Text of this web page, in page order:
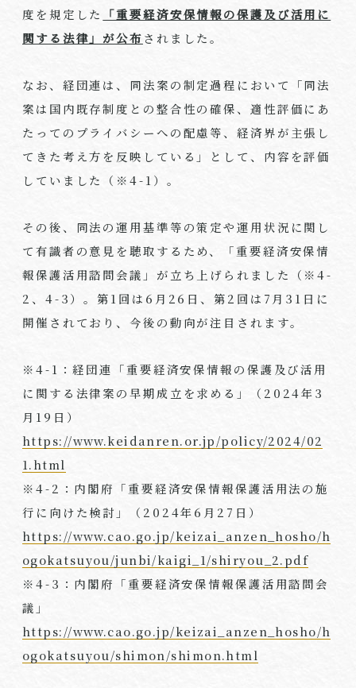
度を規定した
「重要経済安保情報の保護及び活用に
関する法律」が公布されました。
なお、経団連は、同法案の制定過程において「同法
案は国内既存制度との整合性の確保、適性評価にあ
たってのプライバシーへの配慮等、経済界が主張し
てきた考え方を反映している」として、内容を評価
していました（※4-1 ）。
その後、同法の運用基準等の策定や運用状況に関し
て有識者の意見を聴取するため、「重要経済安保情
報保護活用諮問会議」が立ち上げられました（※4-
2、 4-3）。第1 回は 6 月 26 日、第2 回は 7 月 31 日に
開催されており、今後の動向が注目されます。
※4-1 ：経団連「重要経済安保情報の保護及び活用
に関する法律案の早期成立を求める」（ 2024年3
月 19 日）
https://www.keidanren.or.jp/policy/2024/02
1.html
※4-2 ：内閣府「重要経済安保情報保護活用法の施
行に向けた検討」（ 2024年6 月 27 日）
https://www.cao.go.jp/keizai_anzen_hosho/h
ogokatsuyou/junbi/kaigi_1/shiryou_2.pdf
※4-3：内閣府「重要経済安保情報保護活用諮問会
議」
https://www.cao.go.jp/keizai_anzen_hosho/h
ogokatsuyou/shimon/shimon.html